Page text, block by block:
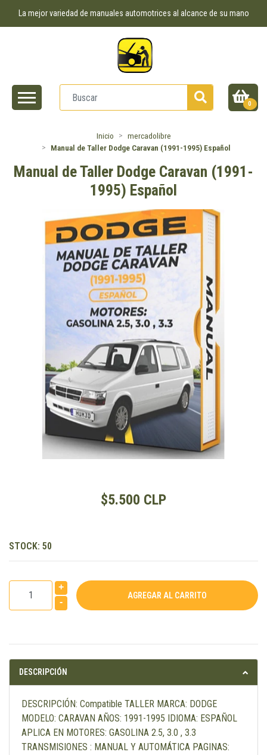
La mejor variedad de manuales automotrices al alcance de su mano
0
Inicio
mercadolibre
Manual de Taller Dodge Caravan (1991-1995) Español
Manual de Taller Dodge Caravan (1991-
1995) Español
$5.500 CLP
STOCK: 50
+
-
DESCRIPCIÓN
DESCRIPCIÓN: Compatible TALLER MARCA: DODGE
MODELO: CARAVAN AÑOS: 1991-1995 IDIOMA: ESPAÑOL
APLICA EN MOTORES: GASOLINA 2.5, 3.0 , 3.3
TRANSMISIONES : MANUAL Y AUTOMÁTICA PAGINAS: